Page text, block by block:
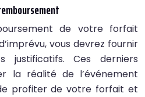
de votre forfait
vous devrez fournir
justificatifs. Ces derniers
la réalité de l’événement
profiter de votre forfait et